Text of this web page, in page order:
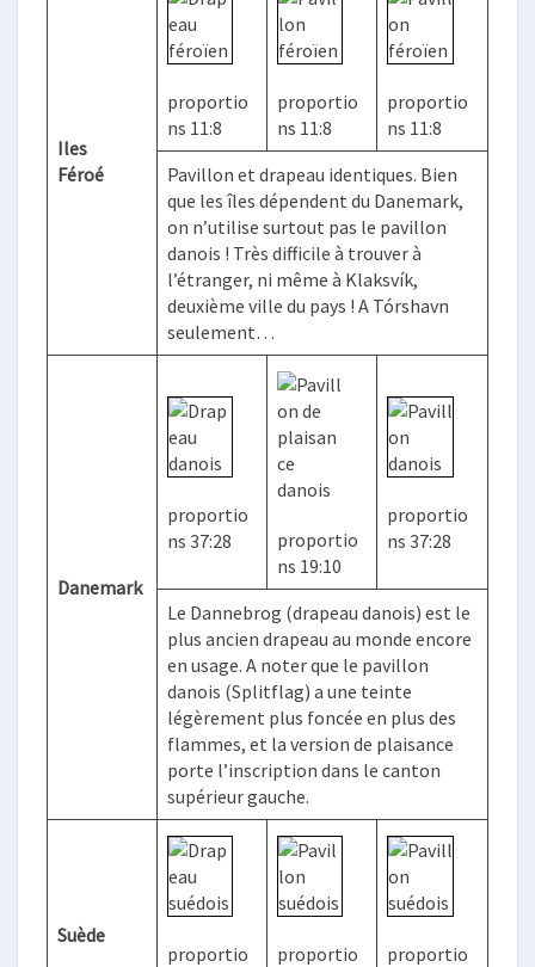
Iles
Féroé
proportio
ns 11:8
proportio
ns 11:8
proportio
ns 11:8
Pavillon et drapeau identiques. Bien
que les îles dépendent du Danemark,
on n’utilise surtout pas le pavillon
danois ! Très difficile à trouver à
l’étranger, ni même à Klaksvík,
deuxième ville du pays ! A Tórshavn
seulement…
Danemark
proportio
ns 37:28
proportio
ns 19:10
proportio
ns 37:28
Le Dannebrog (drapeau danois) est le
plus ancien drapeau au monde encore
en usage. A noter que le pavillon
danois (Splitflag) a une teinte
légèrement plus foncée en plus des
flammes, et la version de plaisance
porte l’inscription dans le canton
supérieur gauche.
Suède
proportio
proportio
proportio